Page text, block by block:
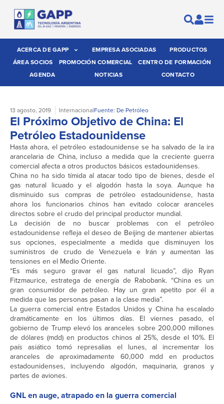
ACERCA DE GAPP EMPRESA ASOCIADAS
PRODUCTOS
ÁREA SOCIOS
PROMOCIÓN COMERCIAL
CENTRO DE FORMACIÓN
AGENDA
NOTICIAS CONTACTO
13 agosto, 2019 InternacionalFuente: De Petróleo
El Próximo Objetivo de China: El
Petróleo Estadounidense
Hasta ahora, el petróleo estadounidense se ha salvado de la ira
arancelaria de China, incluso a medida que la creciente guerra
comercial afecta a otros productos básicos estadounidenses.
China no ha sido tímida al atacar todo tipo de bienes, desde el
gas natural licuado y el algodón hasta la soya. Aunque ha
disminuido sus compras de petróleo estadounidense, hasta
ahora los funcionarios chinos han evitado colocar aranceles
directos sobre el crudo del principal productor mundial.
La decisión de no buscar problemas con el petróleo
estadounidense refleja el deseo de Beijing de mantener abiertas
sus opciones, especialmente a medida que disminuyen los
suministros de crudo de Venezuela e Irán y aumentan las
tensiones en el Medio Oriente.
“Es más seguro gravar el gas natural licuado”, dijo Ryan
Fitzmaurice, estratega de energía de Rabobank. “China es un
gran consumidor de petróleo. Hay un gran apetito por él a
medida que las personas pasan a la clase media”.
La guerra comercial entre Estados Unidos y China ha escalado
dramáticamente en los últimos días. El viernes pasado, el
gobierno de Trump elevó los aranceles sobre 200,000 millones
de dólares (mdd) en productos chinos al 25%, desde el 10%. El
país asiático tomó represalias el lunes, al incrementar los
aranceles de aproximadamente 60,000 mdd en productos
estadounidenses, incluyendo algodón, maquinaria, granos y
partes de aviones.
GNL en auge, atrapado en la guerra comercial